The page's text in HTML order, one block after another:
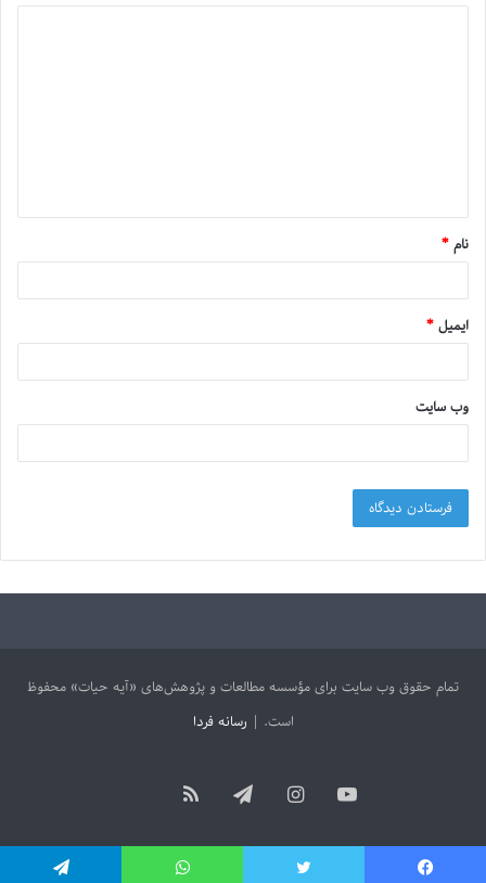
نام*
ایمیل*
وب‌ سایت
تمام حقوق وب سایت برای مؤسسه مطالعات و پژوهش‌های «آیه حیات» محفوظ
است. | رسانه فردا
یوتیوباینستاگرامتلگرامخوراک